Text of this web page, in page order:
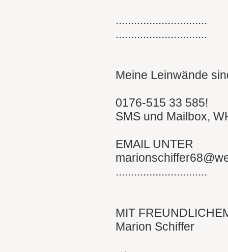
..............................
..............................
Meine Leinwände
0176-515 33 585!
SMS und Mailbox,
EMAIL UNTER
..............................
MIT
Marion Schiffer